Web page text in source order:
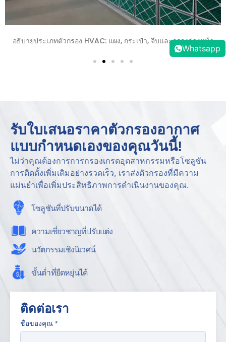
วงหน้า
วิธีการจัดหาตัวกรอง HVAC จากประเทศจีน: คู่มือฉบับสม
โครงการในเอเชียตะวันออกเฉียงใต้
รับใบเสนอราคาตัวกรองอากาศ
แบบกำหนดเองของคุณวันนี้!
ไม่ว่าคุณต้องการการกรองเกรดอุตสาหกรรมหรือโซลูชัน
การติดตั้งเพิ่มเติมอย่างรวดเร็ว, เราส่งตัวกรองที่มีความ
ติดต่อเรา
ชื่อของคุณ *
Whatsapp